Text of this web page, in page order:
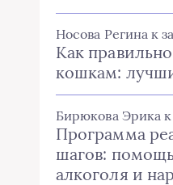
Носова Регина к
Как
кошкам:
Бирюкова Эрика
Программа
шагов:
алкоголя и